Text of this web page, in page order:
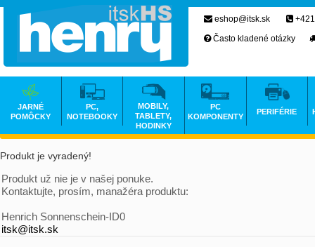
Produkt je vyradený!
Produkt už nie je v našej ponuke.
Kontaktujte, prosím, manažéra produktu:
Henrich Sonnenschein-ID0
itsk@itsk.sk
eshop@itsk.sk
Často kladené otázky
JARNÉ
POMÔCKY
PC,
NOTEBOOKY
MOBILY,
TABLETY,
HODINKY
PC
KOMPONENTY
PERIFÉRIE